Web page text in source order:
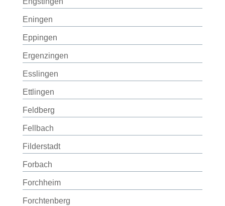
Eningen
Eppingen
Ergenzingen
Esslingen
Ettlingen
Feldberg
Fellbach
Filderstadt
Forbach
Forchheim
Forchtenberg